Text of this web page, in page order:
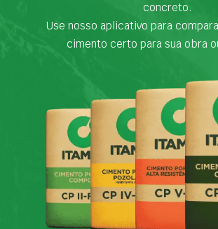
concreto.
Use nosso aplicativo para
cimento certo para sua obra